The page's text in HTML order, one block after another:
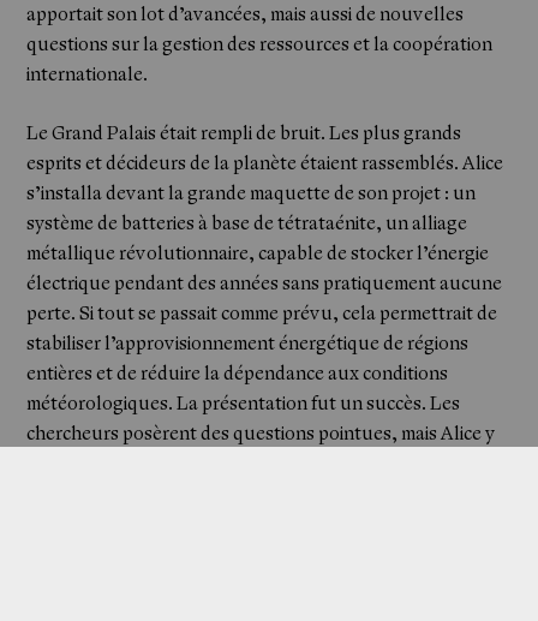
Shop
apportait son lot d’avancées, mais aussi de nouvelles
questions sur la gestion des ressources et la coopération
internationale.
Le Grand Palais était rempli de bruit. Les plus grands
esprits et décideurs de la planète étaient rassemblés. Alice
s’installa devant la grande maquette de son projet : un
système de batteries à base de tétrataénite, un alliage
métallique révolutionnaire, capable de stocker l’énergie
électrique pendant des années sans pratiquement aucune
perte. Si tout se passait comme prévu, cela permettrait de
stabiliser l’approvisionnement énergétique de régions
entières et de réduire la dépendance aux conditions
météorologiques. La présentation fut un succès. Les
chercheurs posèrent des questions pointues, mais Alice y